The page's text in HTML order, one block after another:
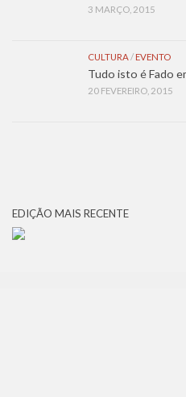
3 MARÇO, 2015
CULTURA/ EVENTO
Tudo isto é Fado
20 FEVEREIRO, 2015
EDIÇÃO MAIS RECENTE